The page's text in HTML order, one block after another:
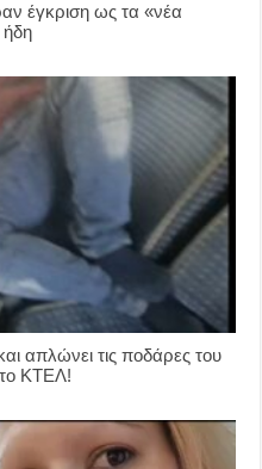
έγκριση ως τα «νέα
ήδη
απλώνει τις ποδάρες του
ΚΤΕΛ!